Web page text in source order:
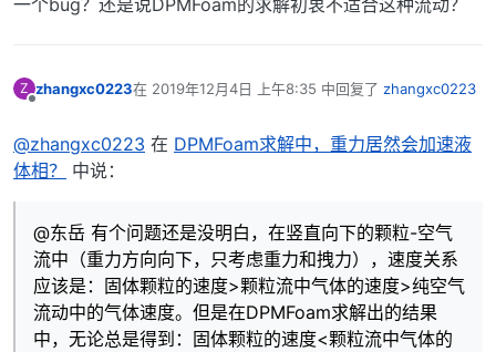
一个bug？还是说DPMFoam的求解初衷不适合这种流动？
Z zhangxc0223在 2019年12月4日 上午8:35 中回复了 zhangxc0223
最后由 编辑
@zhangxc0223 在 DPMFoam求解中，重力居然会加速液
体相？
中说：
@东岳 有个问题还是没明白，在竖直向下的颗粒-空气
流中（重力方向向下，只考虑重力和拽力），速度关系
应该是：固体颗粒的速度>颗粒流中气体的速度>纯空气
流动中的气体速度。但是在DPMFoam求解出的结果
中，无论总是得到：固体颗粒的速度<颗粒流中气体的